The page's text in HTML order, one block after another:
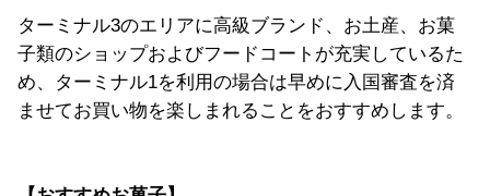
ターミナル3のエリアに高級ブランド、お土産、お菓
子類のショップおよびフードコートが充実しているた
め、ターミナル1を利用の場合は早めに入国審査を済
ませてお買い物を楽しまれることをおすすめします。